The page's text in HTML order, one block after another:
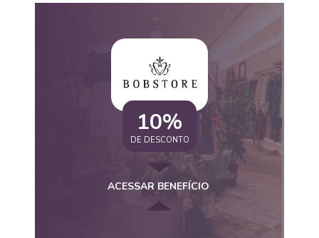
10%
DE DESCONTO
ACESSAR BENEFÍCIO